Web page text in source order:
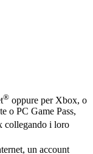
® oppure per Xbox, o
o PC Game Pass,
collegando i loro
un account